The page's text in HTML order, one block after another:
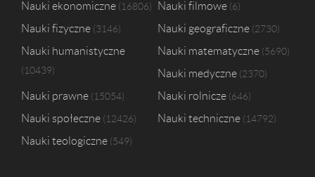
Nauki ekonomiczne 16806 Nauki filmowe 6
Nauki fizyczne 3146 Nauki geograficzne 2730
Nauki humanistyczne
10439
Nauki matematyczne 5690
Nauki medyczne 2370
Nauki prawne 15054 Nauki rolnicze 646
Nauki społeczne 12426 Nauki techniczne 14792
Nauki teologiczne 549